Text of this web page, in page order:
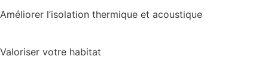
Améliorer l’isolation thermique et acoustique
Valoriser votre habitat